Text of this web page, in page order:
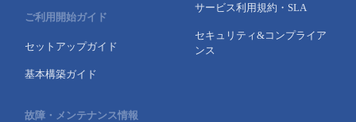
ご利用開始ガイド
セットアップガイド
基本構築ガイド
故障・メンテナンス情報
サービス利用規約・SLA
セキュリティ&コンプライア
ンス